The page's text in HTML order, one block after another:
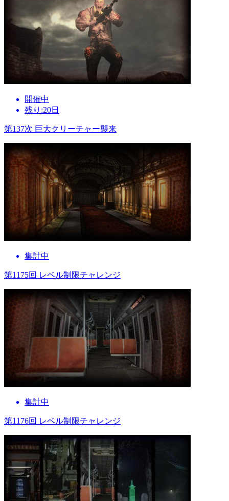
開催中
残り:20日
第137次 巨大クリーチャー襲来
集計中
第1175回 レベル制限チャレンジ
集計中
第1176回 レベル制限チャレンジ